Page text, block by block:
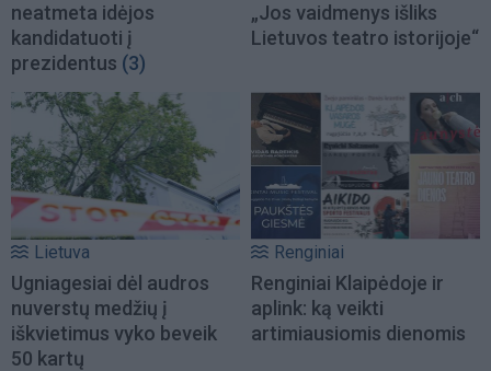
neatmeta idėjos
kandidatuoti į
prezidentus (3)
„Jos vaidmenys išliks
Lietuvos teatro istorijoje“
Lietuva
Ugniagesiai dėl audros
nuverstų medžių į
iškvietimus vyko beveik
50 kartų
Renginiai
Renginiai Klaipėdoje ir
aplink: ką veikti
artimiausiomis dienomis